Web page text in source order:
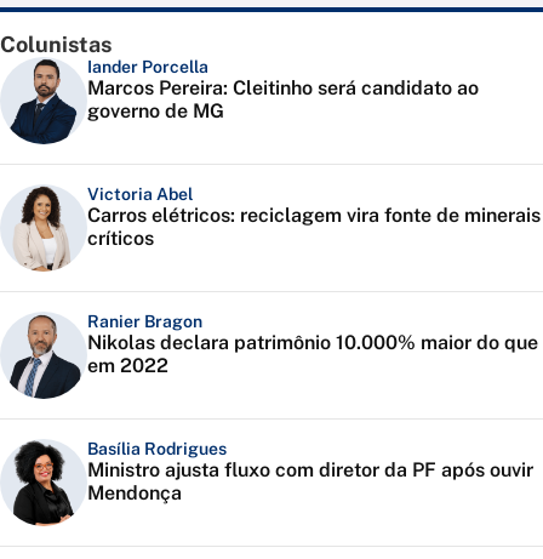
Colunistas
Iander Porcella
Marcos Pereira: Cleitinho será candidato ao
governo de MG
Victoria Abel
Carros elétricos: reciclagem vira fonte de minerais
críticos
Ranier Bragon
Nikolas declara patrimônio 10.000% maior do que
em 2022
Basília Rodrigues
Ministro ajusta fluxo com diretor da PF após ouvir
Mendonça